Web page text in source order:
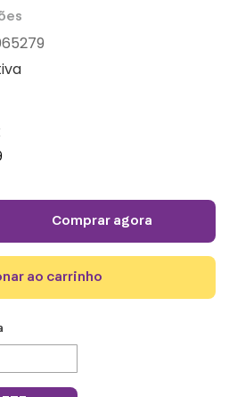
comprar agora
ao carrinho